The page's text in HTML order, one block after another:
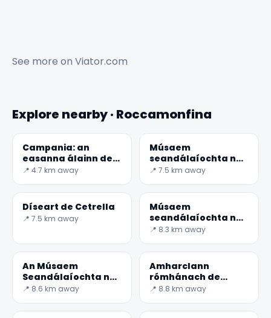
See more on Viator.com
Explore nearby · Roccamonfina
Campania: an
easanna álainn de
Conca
📍 4.7 km away
Músaem
seandálaíochta na
Sessa Aurunca
📍 7.5 km away
Díseart de Cetrella
📍 7.5 km away
Músaem
seandálaíochta na
Teanum Sidicinum
📍 8.3 km away
An Músaem
Seandálaíochta na
Teano
📍 8.6 km away
Amharclann
rómhánach de
Teanum Sidicinum
📍 8.8 km away
✕